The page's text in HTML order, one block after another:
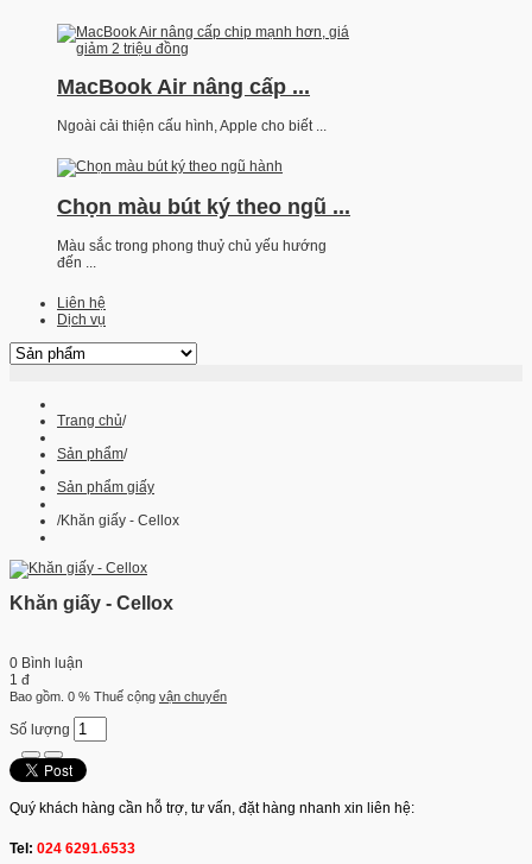
MacBook Air nâng cấp ...
Ngoài cải thiện cấu hình, Apple cho biết ...
Chọn màu bút ký theo ngũ ...
Màu sắc trong phong thuỷ chủ yếu hướng
đến ...
Liên hệ
Dịch vụ
Trang chủ/
Sản phẩm/
Sản phẩm giấy
/Khăn giấy - Cellox
Khăn giấy - Cellox
0 Bình luận
1 đ
Bao gồm. 0 % Thuế cộng vận chuyển
Số lượng
Quý khách hàng cần hỗ trợ, tư vấn, đặt hàng nhanh xin liên hệ:
Tel: 024 6291.6533